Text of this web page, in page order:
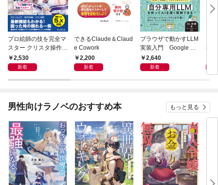
プロ絵師の技を完全マ
スター クリスタ操作術
決定版 改訂2版 CLIP S
TUDIO PAINT PRO/E
2,530
新着
できるClaude＆Claud
e Cowork
2,200
新着
ブラウザで動かすLLM
実装入門 Google Col
aboratoryで実践するL
LM・RAG・ファイン
2,640
新着
報
男性向けラノベのおすすめ本 もっと見る